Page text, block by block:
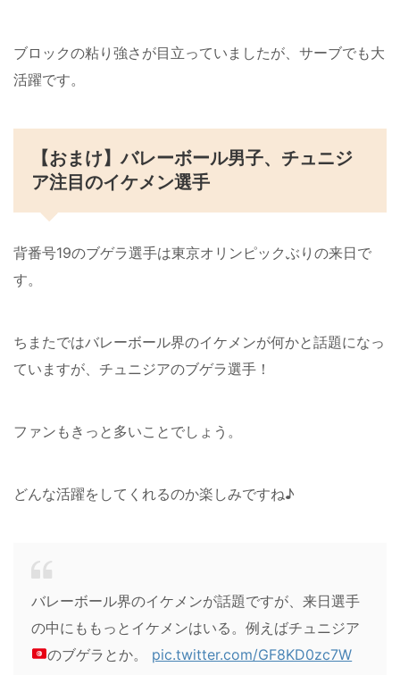
ブロックの粘り強さが目立っていましたが、サーブでも大
活躍です。
【おまけ】バレーボール男子、チュニジ
ア注目のイケメン選手
背番号19のブゲラ選手は東京オリンピックぶりの来日で
す。
ちまたではバレーボール界のイケメンが何かと話題になっ
ていますが、チュニジアのブゲラ選手！
ファンもきっと多いことでしょう。
どんな活躍をしてくれるのか楽しみですね♪
バレーボール界のイケメンが話題ですが、来日選手
の中にももっとイケメンはいる。例えばチュニジア
のブゲラとか。 pic.twitter.com/GF8KD0zc7W